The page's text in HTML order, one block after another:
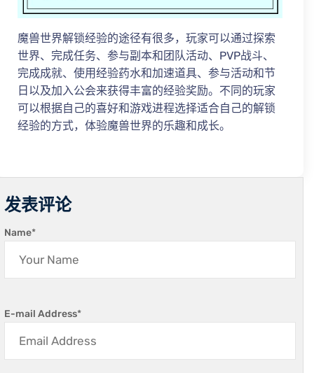
魔兽世界解锁经验的途径有很多，玩家可以通过探索
世界、完成任务、参与副本和团队活动、PVP战斗、
完成成就、使用经验药水和加速道具、参与活动和节
日以及加入公会来获得丰富的经验奖励。不同的玩家
可以根据自己的喜好和游戏进程选择适合自己的解锁
经验的方式，体验魔兽世界的乐趣和成长。
发表评论
Name*
E-mail Address*